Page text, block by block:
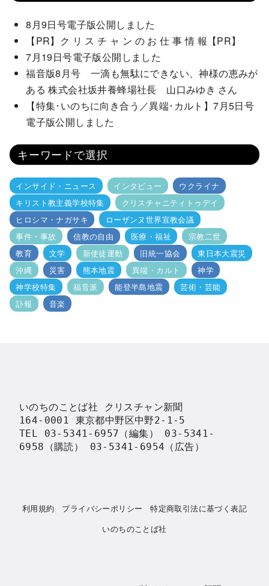
8月9日号電子版公開しました
【PR】ク リ ス チ ャ ン の お 仕 事 情 報【PR】
7月19日号電子版公開しました
福音版8月号 一滴も無駄にできない、神様の恵みが
ある 株式会社坂井養蜂場社長 山口みゆき さん
【特集･いのちに向き合う／異端･カルト】7月5日号
電子版公開しました
キーワードで選択
インサイド・ニュース インタビュー
ウクライナ
キリスト教主義学校特集
クリスチャニティトゥデイ
ヒロシマ・ナガサキ
ローザンヌ世界宣教会議
事件・事故
信教の自由 医療・福祉
宗教二世
教育
文学 新使徒運動 旧統一協会
東日本大震災
沖縄
災害 熊本地震 異端・カルト
神学
神学校特集
福音派 能登半島地震
芸術・芸能
訃報
音楽
いのちのことば社 クリスチャン新聞
164-0001 東京都中野区中野2-1-5
TEL 03-5341-6957（編集） 03-5341-
6958（購読） 03-5341-6954（広告）
利用規約 プライバシーポリシー
特定商取引法に基づく表記
いのちのことば社